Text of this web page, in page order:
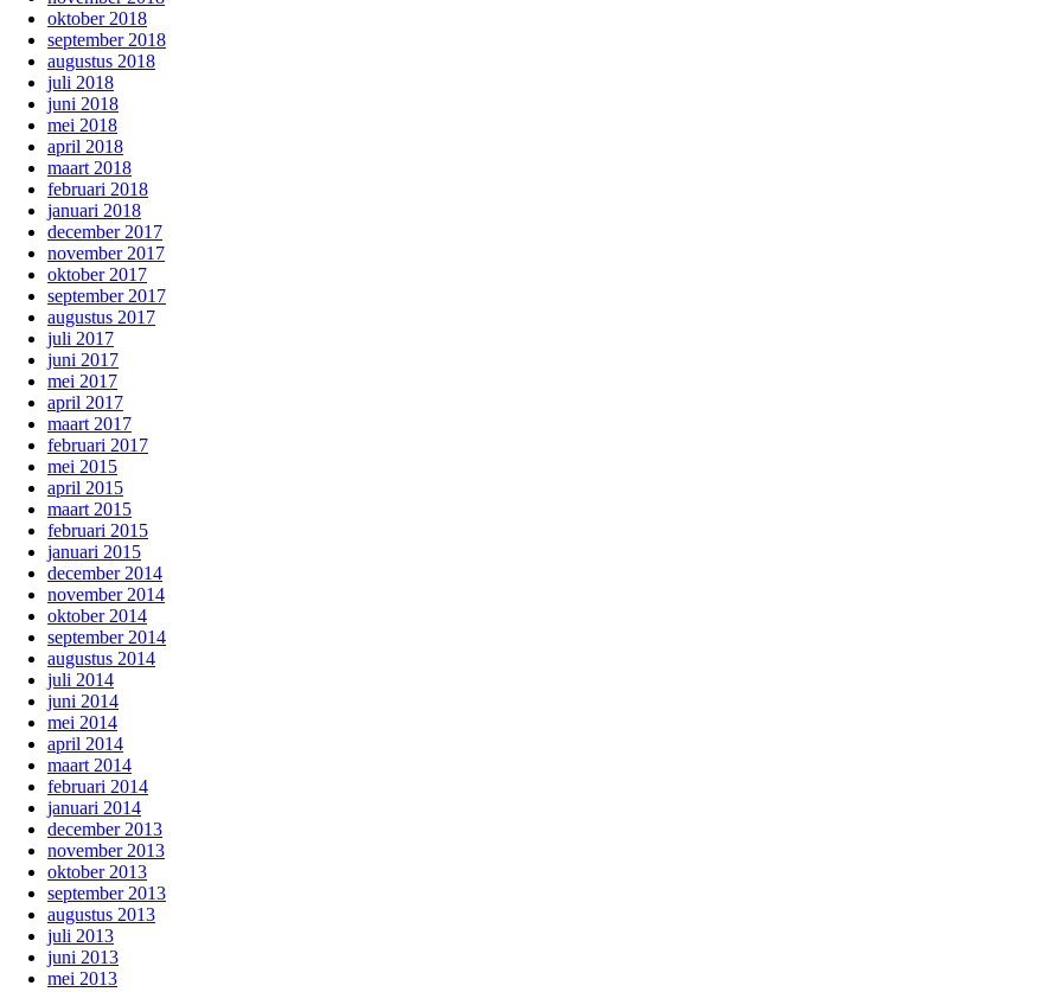
oktober 2018
september 2018
augustus 2018
juli 2018
juni 2018
mei 2018
april 2018
maart 2018
februari 2018
januari 2018
december 2017
november 2017
oktober 2017
september 2017
augustus 2017
juli 2017
juni 2017
mei 2017
april 2017
maart 2017
februari 2017
mei 2015
april 2015
maart 2015
februari 2015
januari 2015
december 2014
november 2014
oktober 2014
september 2014
augustus 2014
juli 2014
juni 2014
mei 2014
april 2014
maart 2014
februari 2014
januari 2014
december 2013
november 2013
oktober 2013
september 2013
augustus 2013
juli 2013
juni 2013
mei 2013